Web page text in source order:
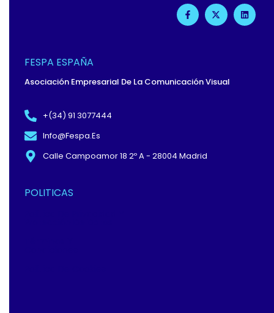
F
A
C
F
X
-
T
L
I
N
FESPA ESPAÑA
Asociación Empresarial De La Comunicación Visual
+(34) 91 3077444
Info@fespa.es
Calle Campoamor 18 2º A - 28004 Madrid
POLITICAS